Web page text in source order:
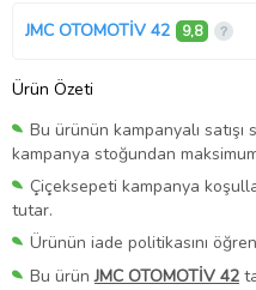
JMC OTOMOTİV 42 9,8
Ürün Özeti
Bu ürünün kampanyalı satışı
kampanya stoğundan
Çiçeksepeti kampanya
tutar.
Ürünün iade politikasını
Bu ürünJMC OTOMOTİV 42